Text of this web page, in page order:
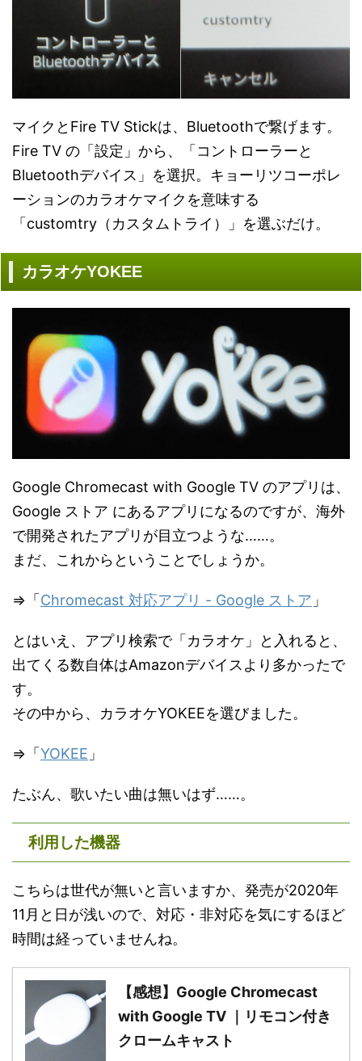
マイクとFire TV Stickは、Bluetoothで繋げます。
Fire TV の「設定」から、「コントローラーと
Bluetoothデバイス」を選択。キョーリツコーポレ
ーションのカラオケマイクを意味する
「customtry（カスタムトライ）」を選ぶだけ。
カラオケYOKEE
Google Chromecast with Google TV のアプリは、
Google ストア にあるアプリになるのですが、海外
で開発されたアプリが目立つような……。
まだ、これからということでしょうか。
⇒「 Chromecast 対応アプリ - Google ストア 」
とはいえ、アプリ検索で「カラオケ」と入れると、
出てくる数自体はAmazonデバイスより多かったで
す。
その中から、カラオケYOKEEを選びました。
⇒「 YOKEE 」
たぶん、歌いたい曲は無いはず……。
利用した機器
こちらは世代が無いと言いますか、発売が2020年
11月と日が浅いので、対応・非対応を気にするほど
時間は経っていませんね。
【感想】Google Chromecast
with Google TV ｜リモコン付き
クロームキャスト